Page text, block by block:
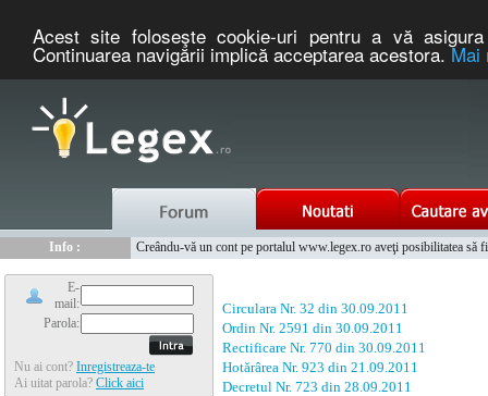
Acest site foloseşte cookie-uri pentru a vă
Continuarea navigării implică acceptarea acestora.Mai
Info :
Creându-vă un cont pe portalul www.legex.ro aveţi posibilitatea să
E-
mail:
Parola:
Nu ai cont? Inregistreaza-te
Ai uitat parola? Click aici
Circulara Nr. 32 din 30.09.2011
Ordin Nr. 2591 din 30.09.2011
Rectificare Nr. 770 din 30.09.2011
Hotărârea Nr. 923 din 21.09.2011
Decretul Nr. 723 din 28.09.2011